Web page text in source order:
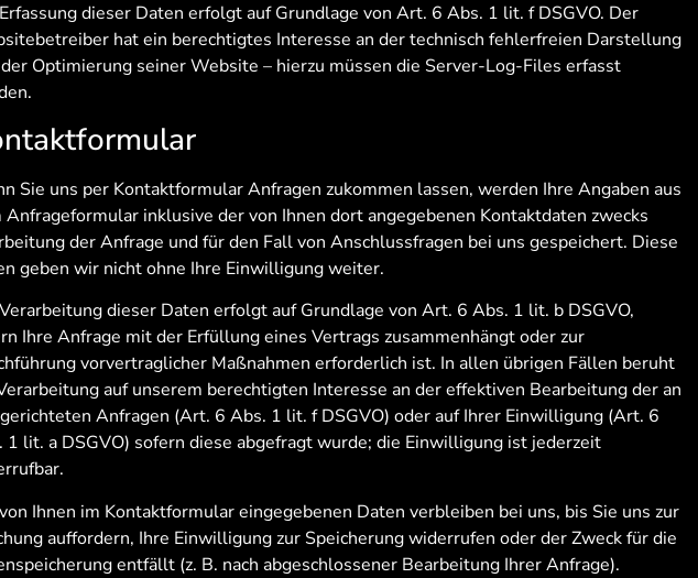
dieser Daten erfolgt auf Grundlage von Art. 6 Abs. 1 lit. f DSGVO. Der
hat ein berechtigtes Interesse an der technisch fehlerfreien Darstellung
Optimierung seiner Website – hierzu müssen die Server-Log-Files erfasst
Sie uns per Kontaktformular Anfragen zukommen lassen, werden Ihre Angaben aus
Anfrageformular inklusive der von Ihnen dort angegebenen Kontaktdaten zwecks
der Anfrage und für den Fall von Anschlussfragen bei uns gespeichert. Diese
geben wir nicht ohne Ihre Einwilligung weiter.
dieser Daten erfolgt auf Grundlage von Art. 6 Abs. 1 lit. b DSGVO,
Ihre Anfrage mit der Erfüllung eines Vertrags zusammenhängt oder zur
vorvertraglicher Maßnahmen erforderlich ist. In allen übrigen Fällen beruht
auf unserem berechtigten Interesse an der effektiven Bearbeitung der an
Anfragen (Art. 6 Abs. 1 lit. f DSGVO) oder auf Ihrer Einwilligung (Art. 6
1 lit. a DSGVO) sofern diese abgefragt wurde; die Einwilligung ist jederzeit
Ihnen im Kontaktformular eingegebenen Daten verbleiben bei uns, bis Sie uns zur
auffordern, Ihre Einwilligung zur Speicherung widerrufen oder der Zweck für die
entfällt (z. B. nach abgeschlossener Bearbeitung Ihrer Anfrage).